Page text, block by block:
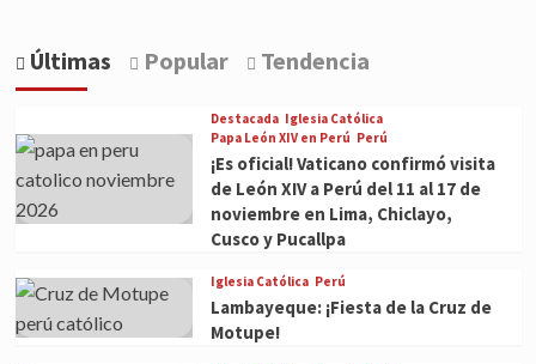
Últimas Popular Tendencia
Destacada Iglesia Católica
Papa León XIV en Perú Perú
¡Es oficial! Vaticano confirmó visita
de León XIV a Perú del 11 al 17 de
noviembre en Lima, Chiclayo,
Cusco y Pucallpa
Iglesia Católica Perú
Lambayeque: ¡Fiesta de la Cruz de
Motupe!